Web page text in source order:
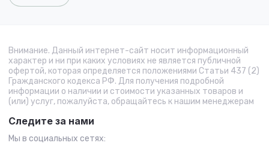
Внимание. Данный интернет-сайт носит информационный
характер и ни при каких условиях не является публичной
офертой, которая определяется положениями Статьи 437 (2)
Гражданского кодекса РФ. Для получения подробной
информации о наличии и стоимости указанных товаров и
(или) услуг, пожалуйста, обращайтесь к нашим менеджерам
Следите за нами
Мы в социальных сетях: